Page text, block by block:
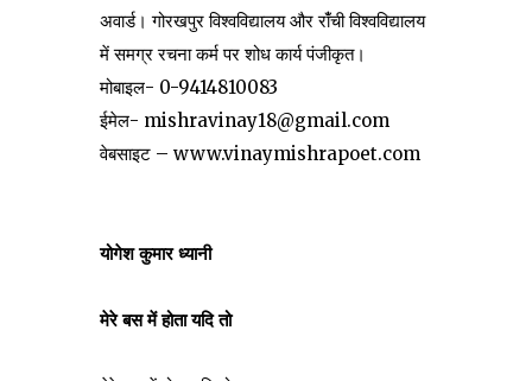
अवार्ड। गोरखपुर विश्वविद्यालय और रांँची विश्वविद्यालय
में समग्र रचना कर्म पर शोध कार्य पंजीकृत।
मोबाइल- 0-9414810083
ईमेल- mishravinay18@gmail.com
वेबसाइट – www.vinaymishrapoet.com
योगेश कुमार ध्यानी
मेरे बस में होता यदि तो